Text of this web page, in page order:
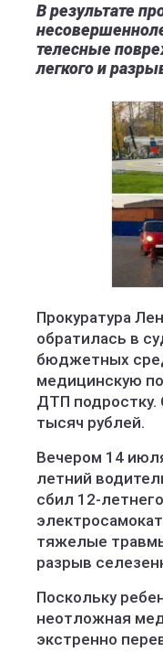
В результате
телесные
легкого и
Прокуратура
обратилась в
бюджетных
медицинскую
ДТП подростку.
тысяч рублей.
Вечером 14
летний
сбил 12-
тяжелые
разрыв
Поскольку
неотложная
экстренно